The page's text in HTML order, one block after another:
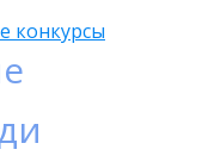
конкурсы